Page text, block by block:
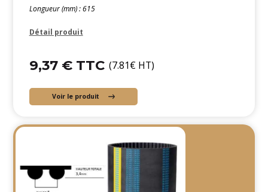
Longueur (mm) : 615
Détail produit
9,37 € TTC (7.81€ HT)
Voir le produit